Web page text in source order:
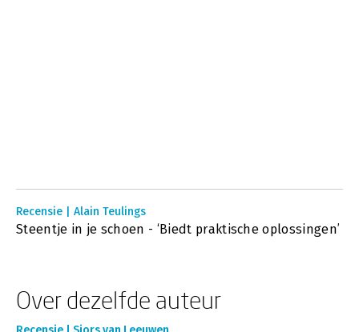
Recensie | Alain Teulings
Steentje in je schoen - ‘Biedt praktische oplossingen’
Over dezelfde auteur